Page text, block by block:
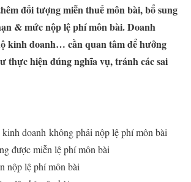
đối tượng miễn thuế môn bài, bổ sung
& mức nộp lệ phí môn bài. Doanh
kinh doanh… cần quan tâm để hưởng
thực hiện đúng nghĩa vụ, tránh các sai
doanh không phải nộp lệ phí môn bài
được miễn lệ phí môn bài
nộp lệ phí môn bài